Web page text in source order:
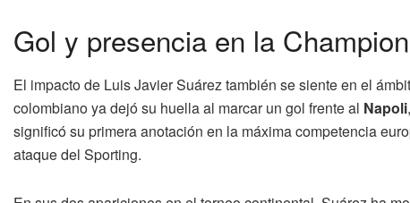
Gol y presencia en la
El impacto de Luis Javier Suárez también se siente en el
colombiano ya dejó su huella al marcar un gol frente al Napoli
significó su primera anotación en la máxima competencia
ataque del Sporting.